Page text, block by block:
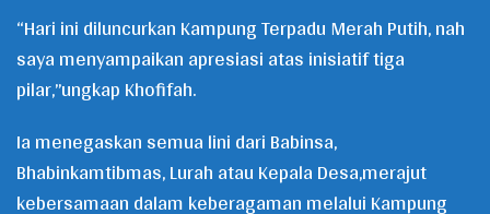
“Hari ini diluncurkan Kampung Terpadu Merah Putih, nah
saya menyampaikan apresiasi atas inisiatif tiga
pilar,”ungkap Khofifah.
Ia menegaskan semua lini dari Babinsa,
Bhabinkamtibmas, Lurah atau Kepala Desa,merajut
kebersamaan dalam keberagaman melalui Kampung